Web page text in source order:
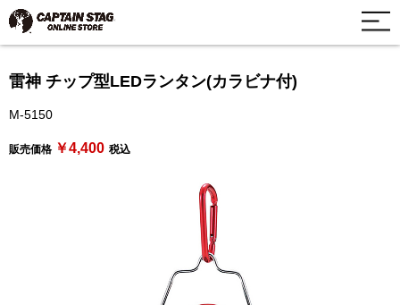
雷神 チップ型LEDランタン(カラビナ付)
M-5150
販売価格 ￥4,400 税込